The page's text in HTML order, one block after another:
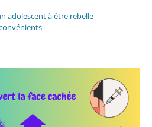
adolescent à être rebelle